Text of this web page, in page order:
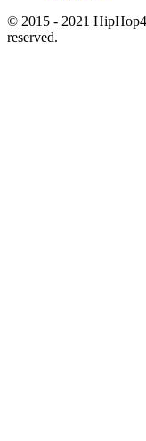
© 2015 - 2021
reserved.